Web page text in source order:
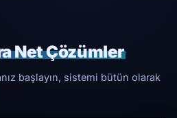
Net Çözümler
başlayın, sistemi bütün olarak